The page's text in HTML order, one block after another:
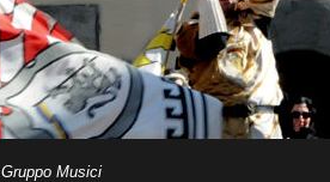
Gruppo Musici